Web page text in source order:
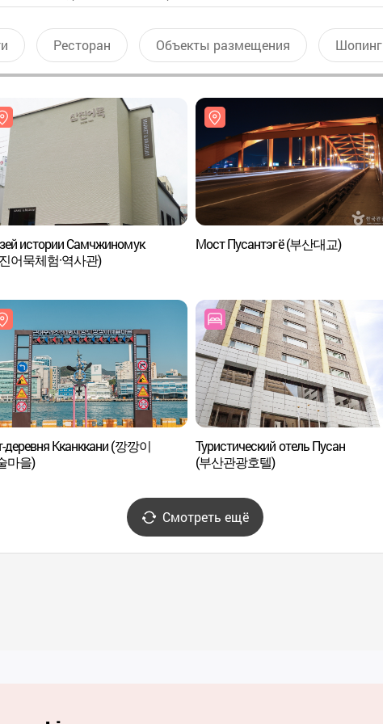
Ресторан Объекты размещения Шопинг
истории Самчжиномук
어묵체험·역사관)
Мост Пусантэгё (부산대교)
деревня Кканккани (깡깡이
마을)
Туристический отель Пусан
(부산관광호텔)
Смотреть ещё